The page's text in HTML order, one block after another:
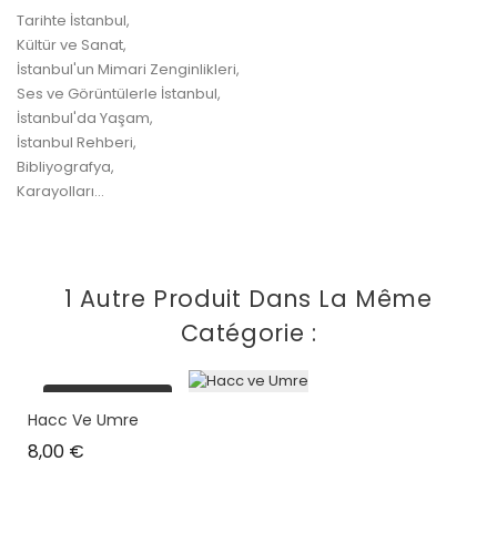
Tarihte İstanbul,
Kültür ve Sanat,
İstanbul'un Mimari Zenginlikleri,
Ses ve Görüntülerle İstanbul,
İstanbul'da Yaşam,
İstanbul Rehberi,
Bibliyografya,
Karayolları...
1 Autre Produit Dans La Même
Catégorie :
plus en stock
Hacc Ve Umre
8,00 €